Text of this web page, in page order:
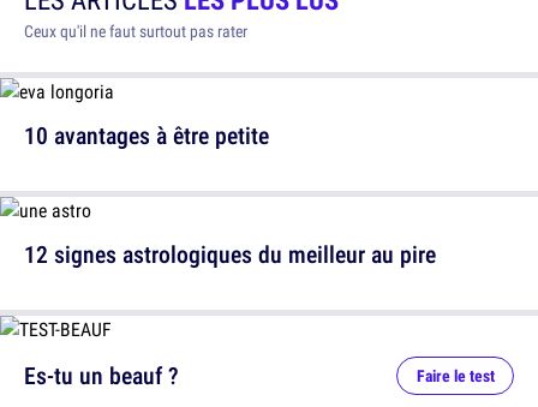
Ceux qu'il ne faut surtout pas rater
10 avantages à être petite
12 signes astrologiques du meilleur au pire
Es-tu un beauf ? Faire le test